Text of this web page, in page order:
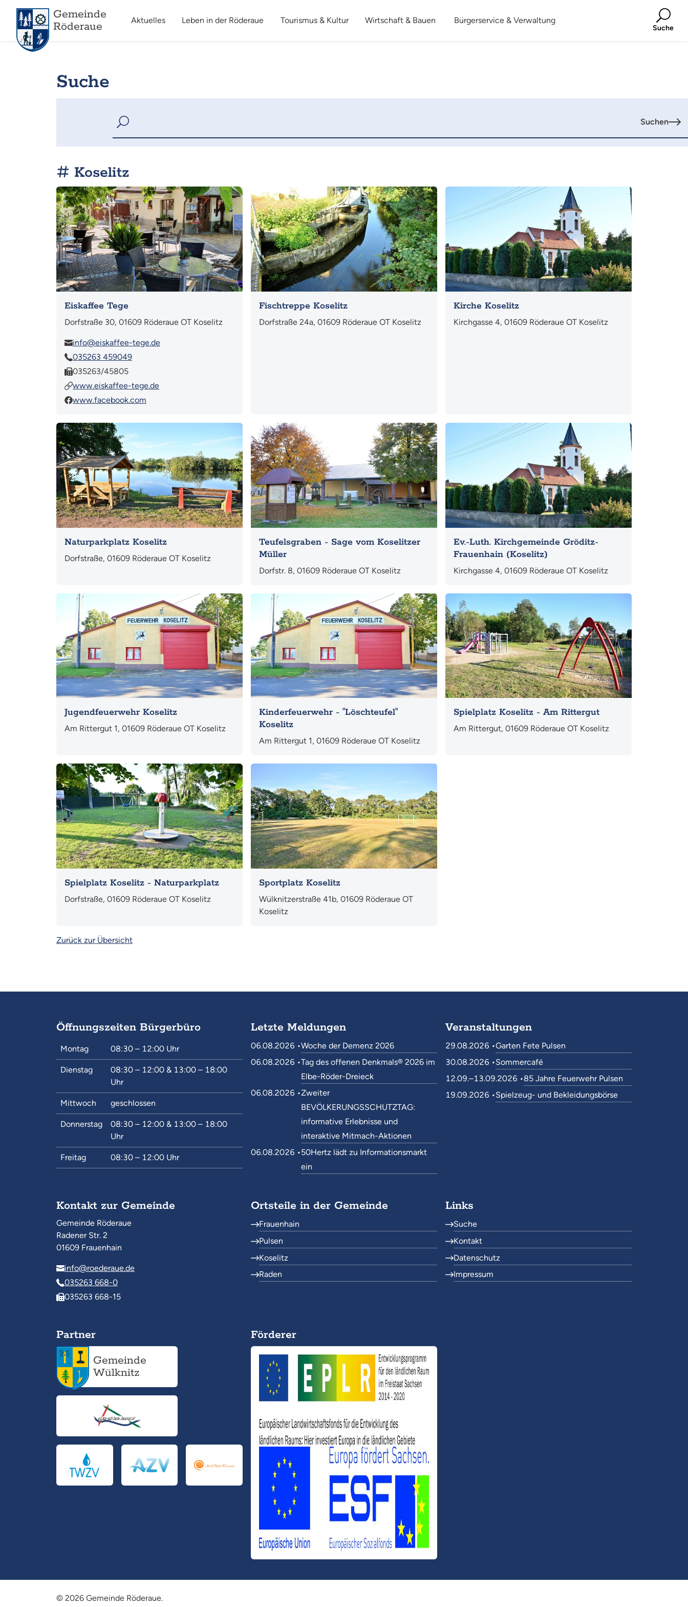
Gemeinde
Röderaue
Aktuelles Leben in der Röderaue Tourismus & Kultur Wirtschaft & Bauen Bürgerservice & Verwaltung
Suche
Suche
Suchen
Koselitz
Mehr
Eiskaffee Tege
Dorfstraße 30, 01609 Röderaue OT Koselitz
info@eiskaffee-tege.de
035263 459049
035263/45805
www.eiskaffee-tege.de
www.facebook.com
Mehr
Fischtreppe Koselitz
Dorfstraße 24a, 01609 Röderaue OT Koselitz
Mehr
Kirche Koselitz
Kirchgasse 4, 01609 Röderaue OT Koselitz
Mehr
Naturparkplatz Koselitz
Dorfstraße, 01609 Röderaue OT Koselitz
Mehr
Teufelsgraben - Sage vom Koselitzer
Müller
Dorfstr. 8, 01609 Röderaue OT Koselitz
Mehr
Ev.-Luth. Kirchgemeinde Gröditz-
Frauenhain (Koselitz)
Kirchgasse 4, 01609 Röderaue OT Koselitz
Jugendfeuerwehr Koselitz
Am Rittergut 1, 01609 Röderaue OT Koselitz
Kinderfeuerwehr - "Löschteufel"
Koselitz
Am Rittergut 1, 01609 Röderaue OT Koselitz
Mehr
Spielplatz Koselitz - Am Rittergut
Am Rittergut, 01609 Röderaue OT Koselitz
Mehr
Spielplatz Koselitz - Naturparkplatz
Dorfstraße, 01609 Röderaue OT Koselitz
Mehr
Sportplatz Koselitz
Wülknitzerstraße 41b, 01609 Röderaue OT
Koselitz
Zurück zur Übersicht
Letzte Meldungen
06.08.2026 •Woche der Demenz 2026
06.08.2026 •Tag des offenen Denkmals® 2026 im
Elbe-Röder-Dreieck
06.08.2026 •Zweiter
BEVÖLKERUNGSSCHUTZTAG:
informative Erlebnisse und
interaktive Mitmach-Aktionen
06.08.2026 •50Hertz lädt zu Informationsmarkt
ein
Veranstaltungen
29.08.2026 •Garten Fete Pulsen
30.08.2026 •Sommercafé
12.09.–13.09.2026 •85 Jahre Feuerwehr Pulsen
19.09.2026 •Spielzeug- und Bekleidungsbörse
Ortsteile in der Gemeinde
Frauenhain
Pulsen
Koselitz
Raden
Links
Suche
Kontakt
Datenschutz
Impressum
Kontakt zur Gemeinde
Gemeinde Röderaue
Radener Str. 2
01609 Frauenhain
info@roederaue.de
035263 668-0
035263 668-15
Öffnungszeiten Bürgerbüro
Montag 08:30 – 12:00 Uhr
Dienstag 08:30 – 12:00 & 13:00 – 18:00
Uhr
Mittwoch geschlossen
Donnerstag 08:30 – 12:00 & 13:00 – 18:00
Uhr
Freitag 08:30 – 12:00 Uhr
Partner
Gemeinde
Wülknitz
Förderer
© 2026 Gemeinde Röderaue.